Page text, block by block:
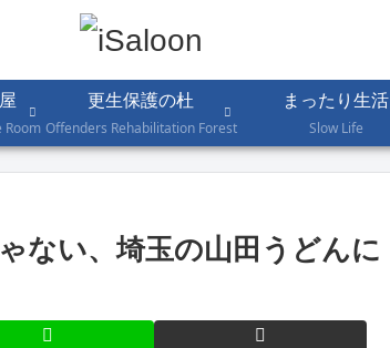
Room
更生保護の杜
Offenders Rehabilitation Forest
まったり生活
Slow Life
ない、埼玉の山田うどんに